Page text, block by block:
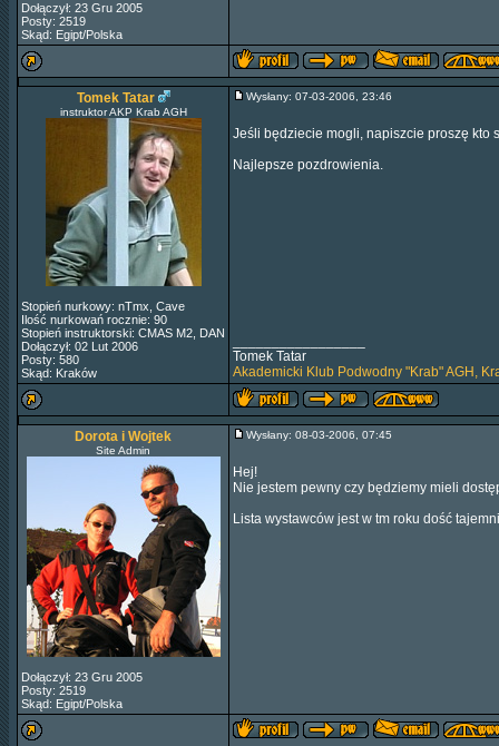
Dołączył: 23 Gru 2005
Posty: 2519
Skąd: Egipt/Polska
Tomek Tatar
instruktor AKP Krab AGH
Stopień nurkowy: nTmx, Cave
Ilość nurkowań rocznie: 90
Stopień instruktorski: CMAS M2, DAN
Dołączył: 02 Lut 2006
Posty: 580
Skąd: Kraków
Wysłany: 07-03-2006, 23:46
Jeśli będziecie mogli, napiszcie proszę kto
Najlepsze pozdrowienia.
Tomek Tatar
Akademicki Klub Podwodny "Krab" AGH,
Dorota i Wojtek
Site Admin
Dołączył: 23 Gru 2005
Posty: 2519
Skąd: Egipt/Polska
Wysłany: 08-03-2006, 07:45
Hej!
Nie jestem pewny czy będziemy mieli
Lista wystawców jest w tm roku dość